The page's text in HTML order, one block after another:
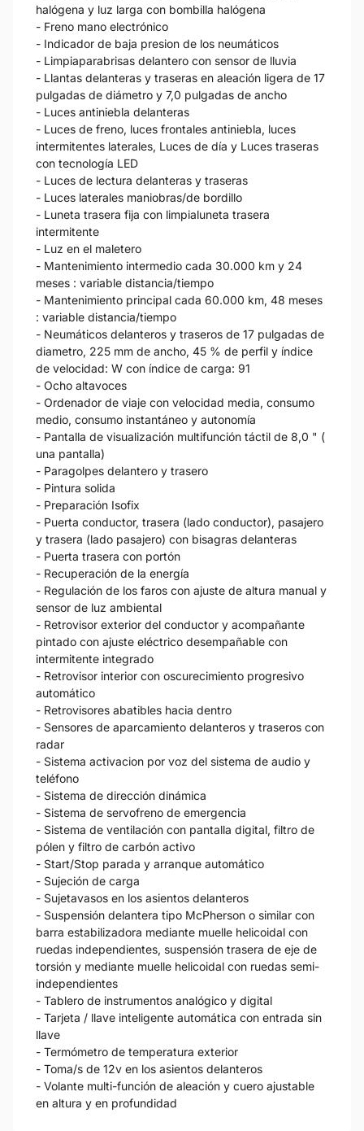
halógena y luz larga con bombilla halógena
- Freno mano electrónico
- Indicador de baja presion de los neumáticos
- Limpiaparabrisas delantero con sensor de lluvia
- Llantas delanteras y traseras en aleación ligera de 17
pulgadas de diámetro y 7,0 pulgadas de ancho
- Luces antiniebla delanteras
- Luces de freno, luces frontales antiniebla, luces
intermitentes laterales, Luces de día y Luces traseras
con tecnología LED
- Luces de lectura delanteras y traseras
- Luces laterales maniobras/de bordillo
- Luneta trasera fija con limpialuneta trasera
intermitente
- Luz en el maletero
- Mantenimiento intermedio cada 30.000 km y 24
meses : variable distancia/tiempo
- Mantenimiento principal cada 60.000 km, 48 meses
: variable distancia/tiempo
- Neumáticos delanteros y traseros de 17 pulgadas de
diametro, 225 mm de ancho, 45 % de perfil y índice
de velocidad: W con índice de carga: 91
- Ocho altavoces
- Ordenador de viaje con velocidad media, consumo
medio, consumo instantáneo y autonomía
- Pantalla de visualización multifunción táctil de 8,0 " (
una pantalla)
- Paragolpes delantero y trasero
- Pintura solida
- Preparación Isofix
- Puerta conductor, trasera (lado conductor), pasajero
y trasera (lado pasajero) con bisagras delanteras
- Puerta trasera con portón
- Recuperación de la energía
- Regulación de los faros con ajuste de altura manual y
sensor de luz ambiental
- Retrovisor exterior del conductor y acompañante
pintado con ajuste eléctrico desempañable con
intermitente integrado
- Retrovisor interior con oscurecimiento progresivo
automático
- Retrovisores abatibles hacia dentro
- Sensores de aparcamiento delanteros y traseros con
radar
- Sistema activacion por voz del sistema de audio y
teléfono
- Sistema de dirección dinámica
- Sistema de servofreno de emergencia
- Sistema de ventilación con pantalla digital, filtro de
pólen y filtro de carbón activo
- Start/Stop parada y arranque automático
- Sujeción de carga
- Sujetavasos en los asientos delanteros
- Suspensión delantera tipo McPherson o similar con
barra estabilizadora mediante muelle helicoidal con
ruedas independientes, suspensión trasera de eje de
torsión y mediante muelle helicoidal con ruedas semi-
independientes
- Tablero de instrumentos analógico y digital
- Tarjeta / llave inteligente automática con entrada sin
llave
- Termómetro de temperatura exterior
- Toma/s de 12v en los asientos delanteros
- Volante multi-función de aleación y cuero ajustable
en altura y en profundidad